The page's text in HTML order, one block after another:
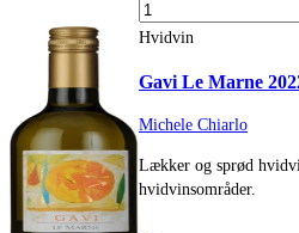
Hvidvin
Gavi Le Marne
Michele Chiarlo
Lækker og sprød
hvidvinsområder.